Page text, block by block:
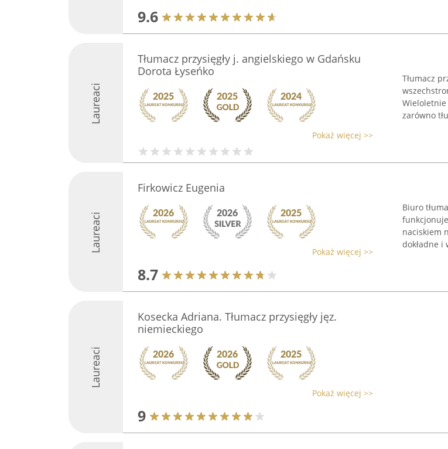
9.6
Laureaci
Tłumacz przysięgły j. angielskiego w Gdańsku
Dorota Łyseńko
Pokaż więcej >>
Tłumacz
Wieloletnie
zarówno
Laureaci
Firkowicz Eugenia
Pokaż więcej >>
8.7
Biuro
naciskiem
dokładne i
Laureaci
Kosecka Adriana. Tłumacz przysięgły jęz.
niemieckiego
Pokaż więcej >>
9